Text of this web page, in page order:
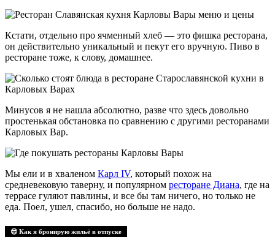
Кстати, отдельно про ячменный хлеб — это фишка ресторана,
он действительно уникальный и пекут его вручную. Пиво в
ресторане тоже, к слову, домашнее.
Минусов я не нашла абсолютно, разве что здесь довольно
простенькая обстановка по сравнению с другими ресторанами
Карловых Вар.
Мы ели и в хваленом Карл IV, который похож на
средневековую таверну, и популярном ресторане Диана, где на
террасе гуляют павлины, и все бы там ничего, но только не
еда. Поел, ушел, спасибо, но больше не надо.
😎 Как я бронирую жильё в отпуске